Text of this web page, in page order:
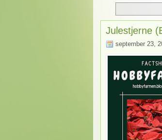
Julestjerne
september 23,